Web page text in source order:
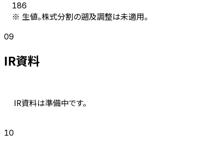
186
※ 生値。株式分割の遡及調整は未適用。
09
IR資料
IR資料は準備中です。
10